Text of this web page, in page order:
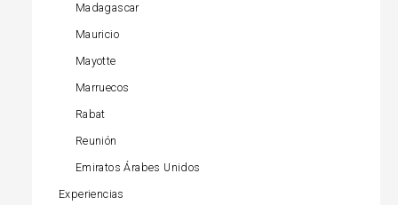
Madagascar
Mauricio
Mayotte
Marruecos
Rabat
Reunión
Emiratos Árabes Unidos
Experiencias